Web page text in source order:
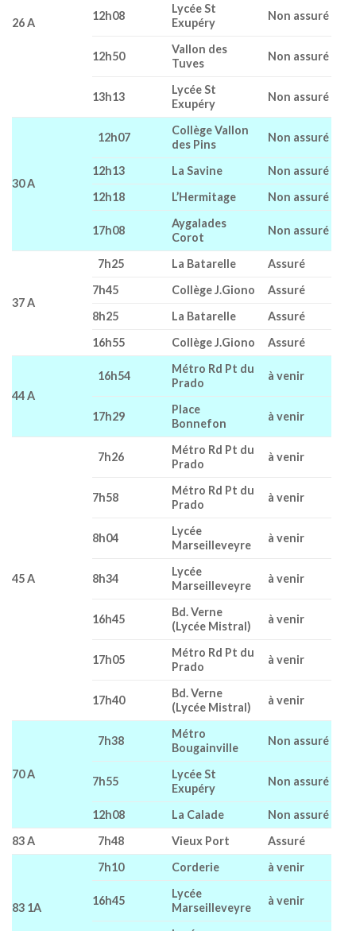
26 A
12h08
Lycée St
Exupéry
Non assuré
12h50
Vallon des
Tuves
Non assuré
13h13
Lycée St
Exupéry
Non assuré
30 A
12h07
Collège Vallon
des Pins
Non assuré
12h13 La Savine
Non assuré
12h18
L’Hermitage Non assuré
17h08
Aygalades
Corot
Non assuré
37 A
7h25 La Batarelle
Assuré
7h45
Collège J.Giono
Assuré
8h25
La Batarelle
Assuré
16h55
Collège J.Giono Assuré
44 A
16h54
Métro Rd Pt du
Prado
à venir
17h29
Place
Bonnefon
à venir
45 A
7h26
Métro Rd Pt du
Prado
à venir
7h58
Métro Rd Pt du
Prado
à venir
8h04
Lycée
Marseilleveyre
à venir
8h34
Lycée
Marseilleveyre
à venir
16h45
Bd. Verne
(Lycée Mistral)
à venir
17h05
Métro Rd Pt du
Prado
à venir
17h40
Bd. Verne
(Lycée Mistral)
à venir
70 A
7h38
Métro
Bougainville
Non assuré
7h55
Lycée St
Exupéry
Non assuré
12h08 La Calade
Non assuré
83 A
7h48 Vieux Port Assuré
83 1A
7h10 Corderie à venir
16h45
Lycée
Marseilleveyre
à venir